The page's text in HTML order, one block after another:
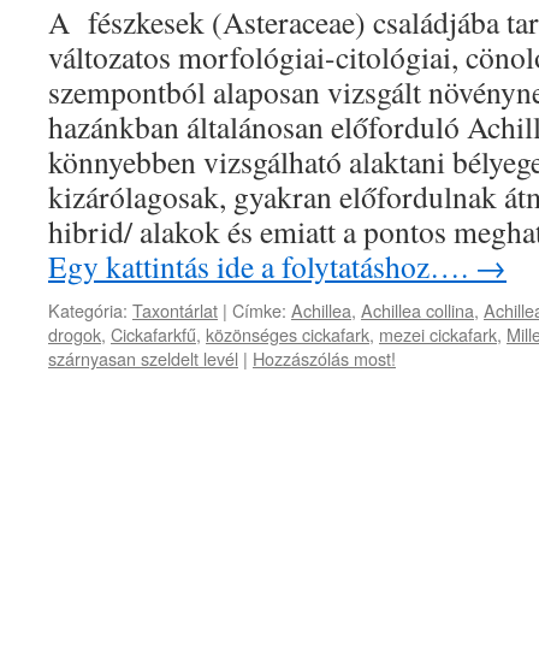
A fészkesek (Asteraceae) családjába
változatos morfológiai-citológiai,
szempontból alaposan vizsgált
hazánkban általánosan előforduló
könnyebben vizsgálható alaktani
kizárólagosak, gyakran előfordulnak
hibrid/ alakok és emiatt a pontos
Egy kattintás ide a folytatáshoz…. →
Kategória: Taxontárlat | Címke: Achillea, Achillea collina,
drogok, Cickafarkfű, közönséges cickafark, mezei cickafark,
szárnyasan szeldelt levél | Hozzászólás most!